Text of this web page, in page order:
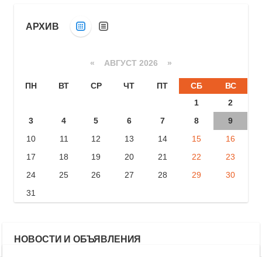
АРХИВ
« АВГУСТ 2026 »
ПН ВТ СР ЧТ ПТ СБ
ВС
1
2
3
4 5 6 7 8
9
10
11 12 13 14 15
16
17
18 19 20 21 22
23
24
25 26 27 28 29
30
31
НОВОСТИ И ОБЪЯВЛЕНИЯ